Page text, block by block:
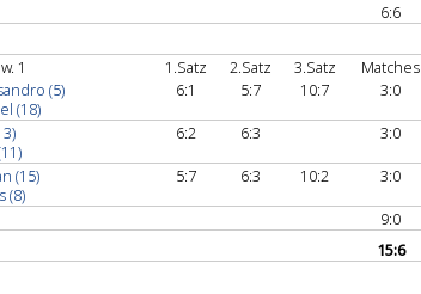
6:6
1 1.Satz 2.Satz 3.Satz Matches
(5)
(18)
6:1 5:7 10:7 3:0
6:2 6:3 3:0
(15)
(8)
5:7 6:3 10:2 3:0
9:0
15:6